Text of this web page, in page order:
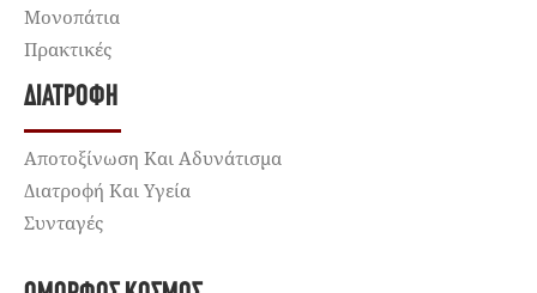
Μονοπάτια
Πρακτικές
ΔΙΑΤΡΟΦΉ
Αποτοξίνωση Και Αδυνάτισμα
Διατροφή Και Υγεία
Συνταγές